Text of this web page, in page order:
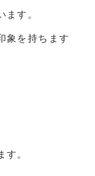
す。
象を持ちます
。